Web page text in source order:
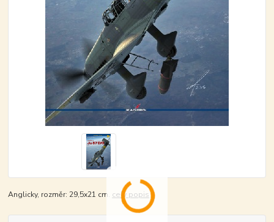
Anglicky, rozměr: 29,5x21 cm. celý popis